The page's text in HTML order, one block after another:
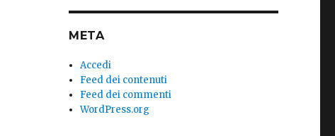
META
Accedi
Feed dei contenuti
Feed dei commenti
WordPress.org